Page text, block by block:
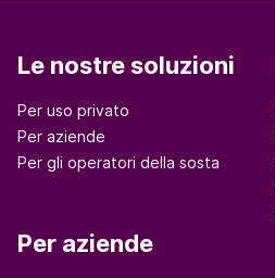
Le nostre soluzioni
Per uso privato
Per aziende
Per gli operatori della sosta
Per aziende